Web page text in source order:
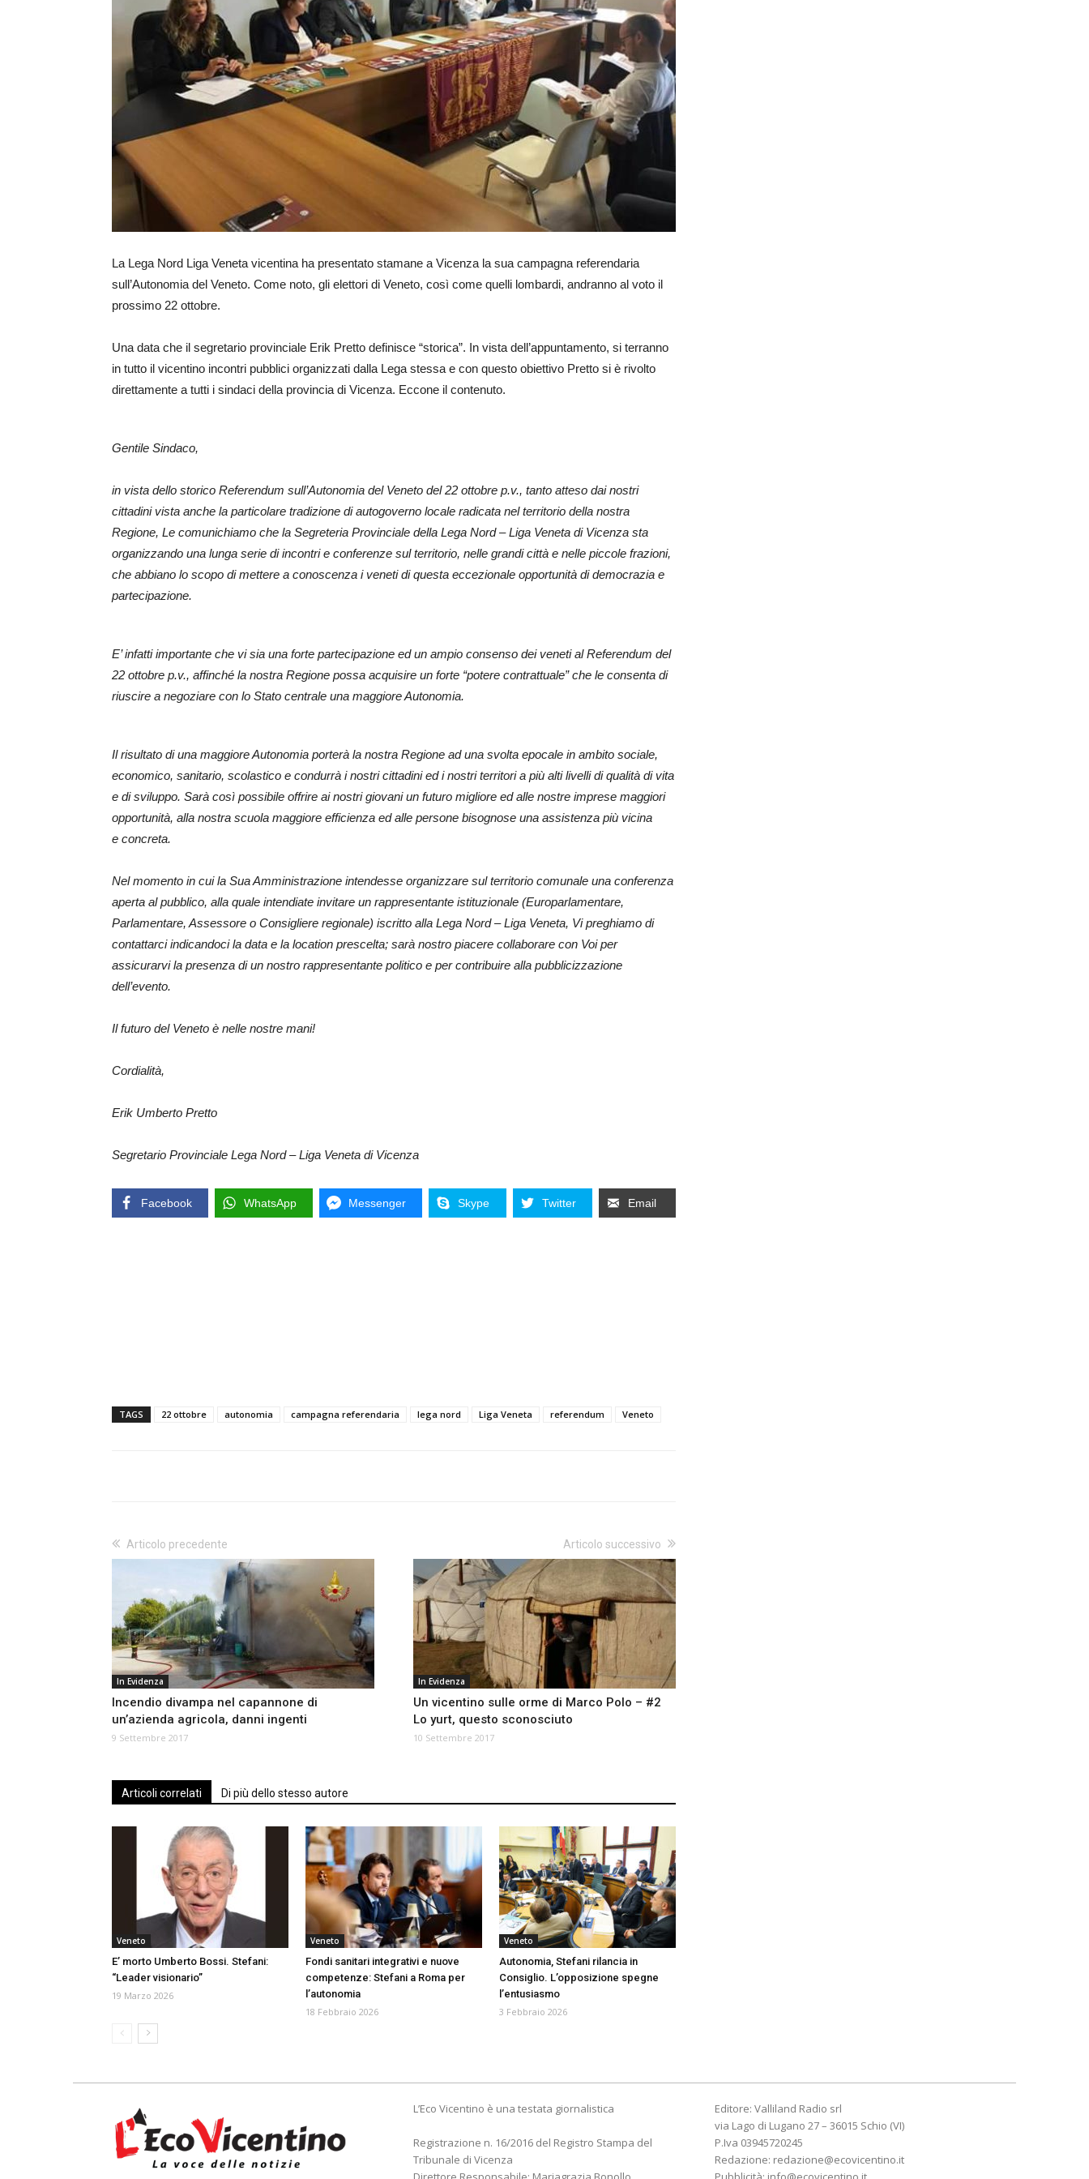
La Lega Nord Liga Veneta vicentina ha presentato stamane a Vicenza la sua campagna referendaria
sull’Autonomia del Veneto. Come noto, gli elettori di Veneto, così come quelli lombardi, andranno al voto il
prossimo 22 ottobre.
Una data che il segretario provinciale Erik Pretto definisce “storica”. In vista dell’appuntamento, si terranno
in tutto il vicentino incontri pubblici organizzati dalla Lega stessa e con questo obiettivo Pretto si è rivolto
direttamente a tutti i sindaci della provincia di Vicenza. Eccone il contenuto.
Gentile Sindaco,
in vista dello storico Referendum sull’Autonomia del Veneto del 22 ottobre p.v., tanto atteso dai nostri
cittadini vista anche la particolare tradizione di autogoverno locale radicata nel territorio della nostra
Regione, Le comunichiamo che la Segreteria Provinciale della Lega Nord – Liga Veneta di Vicenza sta
organizzando una lunga serie di incontri e conferenze sul territorio, nelle grandi città e nelle piccole frazioni,
che abbiano lo scopo di mettere a conoscenza i veneti di questa eccezionale opportunità di democrazia e
partecipazione.
E’ infatti importante che vi sia una forte partecipazione ed un ampio consenso dei veneti al Referendum del
22 ottobre p.v., affinché la nostra Regione possa acquisire un forte “potere contrattuale” che le consenta di
riuscire a negoziare con lo Stato centrale una maggiore Autonomia.
Il risultato di una maggiore Autonomia porterà la nostra Regione ad una svolta epocale in ambito sociale,
economico, sanitario, scolastico e condurrà i nostri cittadini ed i nostri territori a più alti livelli di qualità di vita
e di sviluppo. Sarà così possibile offrire ai nostri giovani un futuro migliore ed alle nostre imprese maggiori
opportunità, alla nostra scuola maggiore efficienza ed alle persone bisognose una assistenza più vicina
e concreta.
Nel momento in cui la Sua Amministrazione intendesse organizzare sul territorio comunale una conferenza
aperta al pubblico, alla quale intendiate invitare un rappresentante istituzionale (Europarlamentare,
Parlamentare, Assessore o Consigliere regionale) iscritto alla Lega Nord – Liga Veneta, Vi preghiamo di
contattarci indicandoci la data e la location prescelta; sarà nostro piacere collaborare con Voi per
assicurarvi la presenza di un nostro rappresentante politico e per contribuire alla pubblicizzazione
dell’evento.
Il futuro del Veneto è nelle nostre mani!
Cordialità,
Erik Umberto Pretto
Segretario Provinciale Lega Nord – Liga Veneta di Vicenza
Facebook WhatsApp Messenger Skype Twitter Email
TAGS 22 ottobre autonomia campagna referendaria lega nord Liga Veneta referendum Veneto
Articolo precedente
In Evidenza
Incendio divampa nel capannone di
un’azienda agricola, danni ingenti
9 Settembre 2017
Articolo successivo
In Evidenza
Un vicentino sulle orme di Marco Polo – #2
Lo yurt, questo sconosciuto
10 Settembre 2017
Articoli correlati Di più dello stesso autore
Veneto
E’ morto Umberto Bossi. Stefani:
“Leader visionario”
19 Marzo 2026
Veneto
Fondi sanitari integrativi e nuove
competenze: Stefani a Roma per
l’autonomia
18 Febbraio 2026
Veneto
Autonomia, Stefani rilancia in
Consiglio. L’opposizione spegne
l’entusiasmo
3 Febbraio 2026
L’Eco Vicentino è una testata giornalistica
Registrazione n. 16/2016 del Registro Stampa del
Tribunale di Vicenza
Editore: Valliland Radio srl
via Lago di Lugano 27 – 36015 Schio (VI)
P.Iva 03945720245
Redazione: redazione@ecovicentino.it